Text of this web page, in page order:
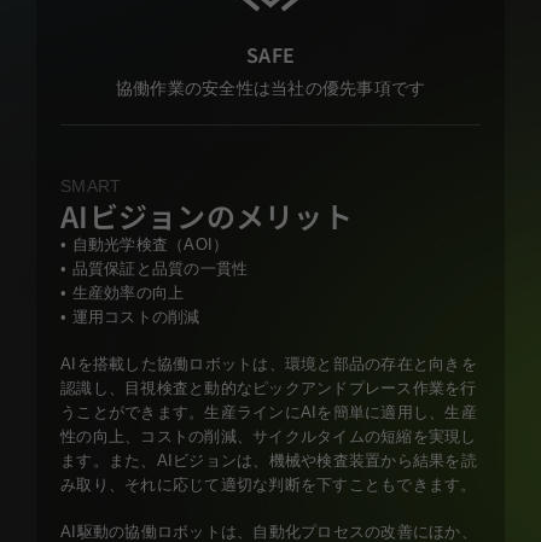
SAFE
協働作業の安全性は当社の優先事項です
SMART
AIビジョンのメリット
• 自動光学検査（AOI）
• 品質保証と品質の一貫性
• 生産効率の向上
• 運用コストの削減
AIを搭載した協働ロボットは、環境と部品の存在と向きを
認識し、目視検査と動的なピックアンドプレース作業を行
うことができます。生産ラインにAIを簡単に適用し、生産
性の向上、コストの削減、サイクルタイムの短縮を実現し
ます。また、AIビジョンは、機械や検査装置から結果を読
み取り、それに応じて適切な判断を下すこともできます。
AI駆動の協働ロボットは、自動化プロセスの改善にほか、